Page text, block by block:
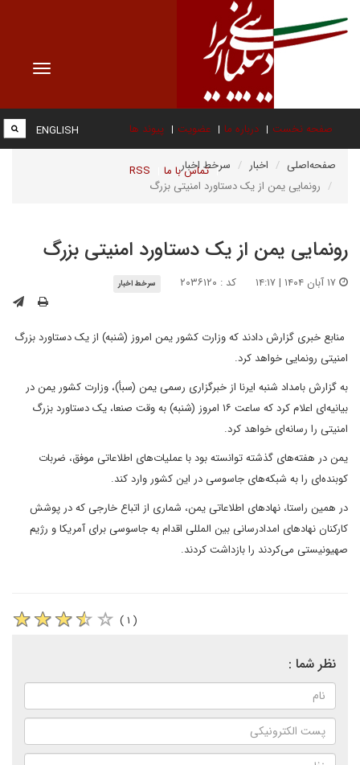
Toggle
صفحه نخست درباره ما عضویت پیوند ها
تماس با ما RSS
ENGLISH
صفحه‌اصلی اخبار
سرخط اخبار
رونمایی یمن از یک دستاورد امنیتی بزرگ
رونمایی یمن از یک دستاورد امنیتی بزرگ
کد : ۲۰۳۶۱۲۰ سرخط اخبار
منابع خبری گزارش دادند که وزارت کشور یمن امروز (شنبه) از یک دستاورد بزرگ
امنیتی رونمایی خواهد کرد.
به گزارش بامداد شنبه ایرنا از خبرگزاری رسمی یمن (سبأ)، وزارت کشور یمن در
بیانیه‌ای اعلام کرد که ساعت ۱۶ امروز (شنبه) به وقت صنعا، یک دستاورد بزرگ
امنیتی را رسانه‌ای خواهد کرد.
یمن در هفته‌های گذشته توانسته بود با عملیات‌های اطلاعاتی موفق، ضربات
کوبنده‌ای را به شبکه‌های جاسوسی در این کشور وارد کند.
در همین راستا، نهادهای اطلاعاتی یمن، شماری از اتباع خارجی که در پوشش
کارکنان نهادهای امدادرسانی بین المللی اقدام به جاسوسی برای آمریکا و رژیم
صهیونیستی می‌کردند را بازداشت کردند.
( ۱ )
نظر شما :